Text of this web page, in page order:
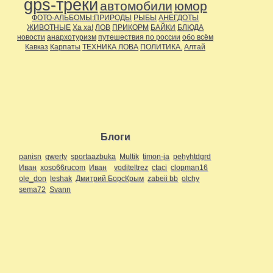
gps-треки автомобили юмор
ФОТО-АЛЬБОМЫ:ПРИРОДЫ РЫБЫ АНЕГДОТЫ
ЖИВОТНЫЕ Ха ха! ЛОВ ПРИКОРМ БАЙКИ БЛЮДА
новости анархотуризм путешествия по россии обо всём
Кавказ Карпаты ТЕХНИКА ЛОВА ПОЛИТИКА. Алтай
Блоги
panisn qwerty sportaazbuka Multik timon-ja pehyhtdgrd
Иван xoso66rucom Иван voditeltrez ctaci clopman16
ole_don leshak Дмитрий БорсКрым zabeii bb olchy
sema72 Svann